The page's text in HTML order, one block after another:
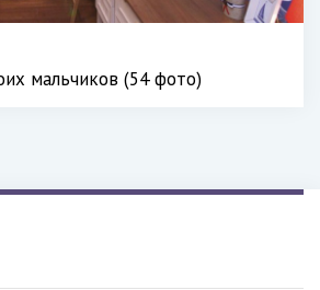
мальчиков (54 фото)